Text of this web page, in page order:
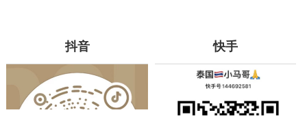
抖音 快手